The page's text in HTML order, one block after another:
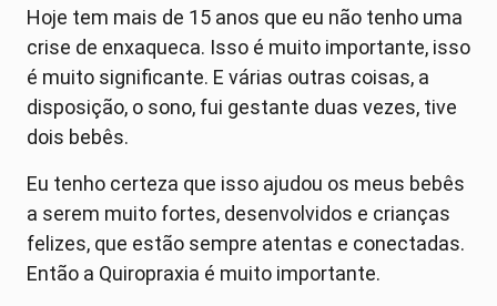
Hoje tem mais de 15 anos que eu não tenho uma
crise de enxaqueca. Isso é muito importante, isso
é muito significante. E várias outras coisas, a
disposição, o sono, fui gestante duas vezes, tive
dois bebês.
Eu tenho certeza que isso ajudou os meus bebês
a serem muito fortes, desenvolvidos e crianças
felizes, que estão sempre atentas e conectadas.
Então a Quiropraxia é muito importante.